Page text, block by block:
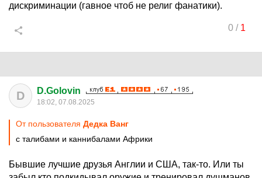
дискриминации (гавное чтоб не религ фанатики).
0/ 1
D D.Golovin
18:02, 07.08.2025
От пользователя Дедка Ванг
с талибами и каннибалами Африки
Бывшие лучшие друзья Англии и США, так-то. Или ты